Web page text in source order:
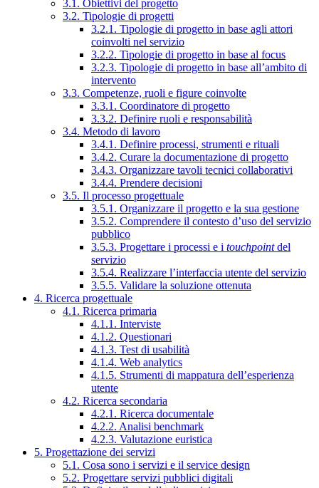
3.1. Obiettivi del progetto
3.2. Tipologie di progetti
3.2.1. Tipologie di progetto in base agli attori
coinvolti nel servizio
3.2.2. Tipologie di progetto in base al focus
3.2.3. Tipologie di progetto in base all’ambito di
intervento
3.3. Competenze, ruoli e figure coinvolte
3.3.1. Coordinatore di progetto
3.3.2. Definire ruoli e responsabilità
3.4. Metodo di lavoro
3.4.1. Definire processi, strumenti e rituali
3.4.2. Curare la documentazione di progetto
3.4.3. Organizzare tavoli tecnici collaborativi
3.4.4. Prendere decisioni
3.5. Il processo progettuale
3.5.1. Organizzare il progetto e la sua gestione
3.5.2. Comprendere il contesto d’uso del servizio
pubblico
3.5.3. Progettare i processi e i touchpointdel
servizio
3.5.4. Realizzare l’interfaccia utente del servizio
3.5.5. Validare la soluzione ottenuta
4. Ricerca progettuale
4.1. Ricerca primaria
4.1.1. Interviste
4.1.2. Questionari
4.1.3. Test di usabilità
4.1.4. Web analytics
4.1.5. Strumenti di mappatura dell’esperienza
utente
4.2. Ricerca secondaria
4.2.1. Ricerca documentale
4.2.2. Analisi benchmark
4.2.3. Valutazione euristica
5. Progettazione dei servizi
5.1. Cosa sono i servizi e il service design
5.2. Progettare servizi pubblici digitali